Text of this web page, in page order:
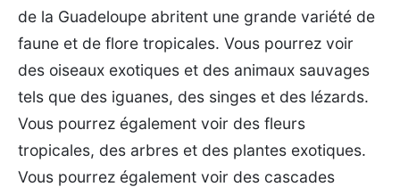
de la Guadeloupe abritent une grande variété de
faune et de flore tropicales. Vous pourrez voir
des oiseaux exotiques et des animaux sauvages
tels que des iguanes, des singes et des lézards.
Vous pourrez également voir des fleurs
tropicales, des arbres et des plantes exotiques.
Vous pourrez également voir des cascades